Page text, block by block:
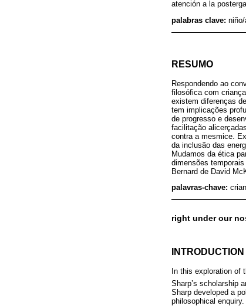
atención a la
palabras clave:
RESUMO
Respondendo ao
filosófica com
existem diferenças
tem implicações
de progresso e
facilitação
contra a mesmice.
da inclusão das
Mudamos da ética
dimensões
Bernard de David
palavras-chave:
right under our
INTRODUCTION
In this exploration of
Sharp’s scholarship
Sharp developed a
philosophical